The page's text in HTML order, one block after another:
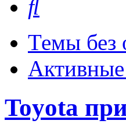
Темы без
Toyota